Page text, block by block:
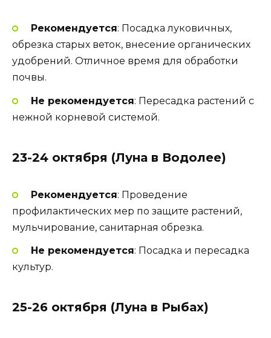
Рекомендуется: Посадка луковичных,
обрезка старых веток, внесение органических
удобрений. Отличное время для обработки
почвы.
Не рекомендуется: Пересадка растений с
нежной корневой системой.
23-24 октября (Луна в Водолее)
Рекомендуется: Проведение
профилактических мер по защите растений,
мульчирование, санитарная обрезка.
Не рекомендуется: Посадка и пересадка
культур.
25-26 октября (Луна в Рыбах)